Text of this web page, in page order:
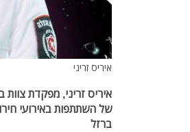
איריס זריני
איריס זריני, מפקדת
של השתתפות באירועי
ברזל